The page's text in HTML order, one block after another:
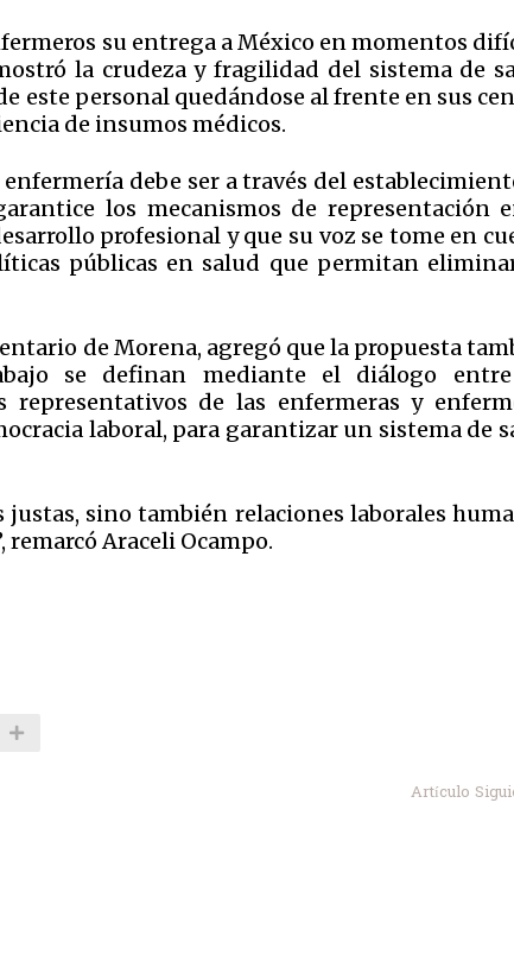
su entrega a México en momentos
la crudeza y fragilidad del sistema de
este personal quedándose al frente en sus
de insumos médicos.
debe ser a través del
los mecanismos de representación
profesional y que su voz se tome en
públicas en salud que permitan
de Morena, agregó que la propuesta
se definan mediante el diálogo
de las enfermeras y
laboral, para garantizar un sistema de
sino también relaciones laborales
remarcó Araceli Ocampo.
Artículo